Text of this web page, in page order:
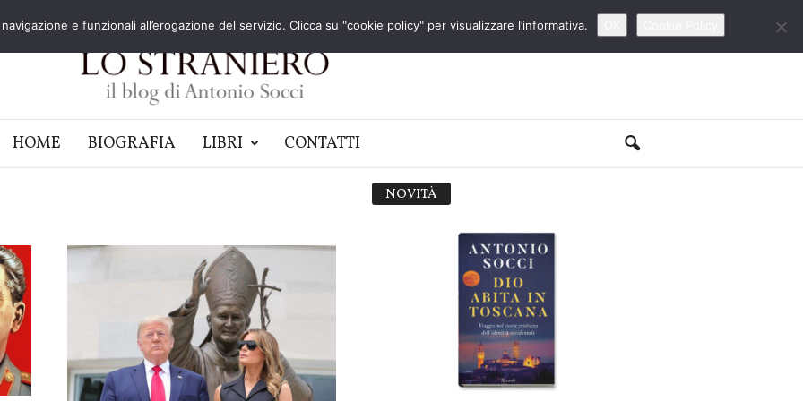
HOME BIOGRAFIA LIBRI CONTATTI
NOVITÀ
e funzionali all’erogazione del servizio. Clicca su "cookie policy" per visualizzare l’informativa.